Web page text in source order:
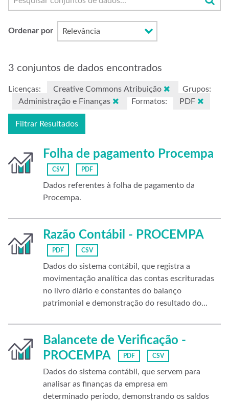
Ordenar por
3 conjuntos de dados encontrados
Licenças: Creative Commons Atribuição
Grupos:
Administração e Finanças
Formatos: PDF
Filtrar Resultados
Folha de pagamento Procempa
CSV PDF
Dados referentes à folha de pagamento da
Procempa.
Razão Contábil - PROCEMPA
PDF CSV
Dados do sistema contábil, que registra a
movimentação analítica das contas escrituradas
no livro diário e constantes do balanço
patrimonial e demonstração do resultado do...
Balancete de Verificação -
PROCEMPA
PDF CSV
Dados do sistema contábil, que servem para
analisar as finanças da empresa em
determinado período, demonstrando os saldos